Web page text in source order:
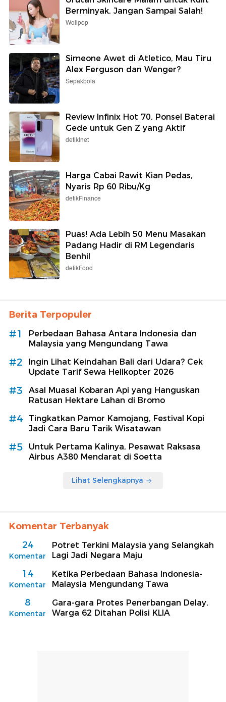
Berminyak, Jangan Sampai Salah!
Wolipop
Simeone Awet di Atletico, Mau Tiru
Alex Ferguson dan Wenger?
Sepakbola
Review Infinix Hot 70, Ponsel Baterai
Gede untuk Gen Z yang Aktif
detikInet
Harga Cabai Rawit Kian Pedas,
Nyaris Rp 60 Ribu/Kg
detikFinance
Puas! Ada Lebih 50 Menu Masakan
Padang Hadir di RM Legendaris
Benhil
detikFood
Berita Terpopuler
#1
Perbedaan Bahasa Antara Indonesia dan
Malaysia yang Mengundang Tawa
#2
Ingin Lihat Keindahan Bali dari Udara? Cek
Update Tarif Sewa Helikopter 2026
#3
Asal Muasal Kobaran Api yang Hanguskan
Ratusan Hektare Lahan di Bromo
#4
Tingkatkan Pamor Kamojang, Festival Kopi
Jadi Cara Baru Tarik Wisatawan
#5
Untuk Pertama Kalinya, Pesawat Raksasa
Airbus A380 Mendarat di Soetta
Lihat Selengkapnya
Komentar Terbanyak
24
Komentar
Potret Terkini Malaysia yang Selangkah
Lagi Jadi Negara Maju
14
Komentar
Ketika Perbedaan Bahasa Indonesia-
Malaysia Mengundang Tawa
8
Komentar
Gara-gara Protes Penerbangan Delay,
Warga 62 Ditahan Polisi KLIA